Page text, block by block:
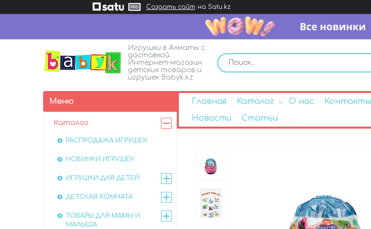
Создать сайт на Satu.kz
Игрушки в Алматы с
доставкой.
Интернет-магазин
детских товаров и
игрушек Babyk.kz
Главная Каталог О нас Контакты
Новости
Статьи
Каталог
РАСПРОДАЖА ИГРУШЕК
НОВИНКИ ИГРУШЕК
ИГРУШКИ ДЛЯ ДЕТЕЙ
ДЕТСКАЯ КОМНАТА
ТОВАРЫ ДЛЯ МАМЫ И
МАЛЫША